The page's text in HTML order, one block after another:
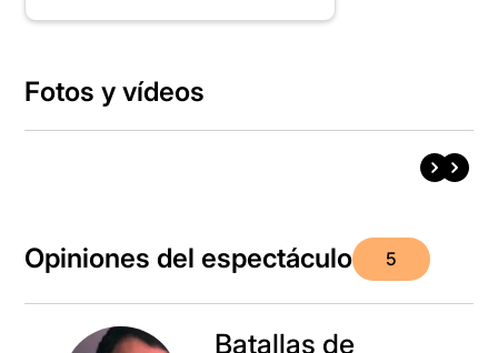
Fotos y vídeos
Opiniones del espectáculo 5
Batallas de